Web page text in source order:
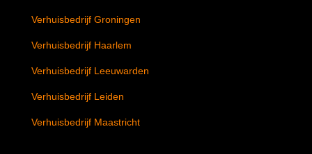
Verhuisbedrijf Groningen
Verhuisbedrijf Haarlem
Verhuisbedrijf Leeuwarden
Verhuisbedrijf Leiden
Verhuisbedrijf Maastricht